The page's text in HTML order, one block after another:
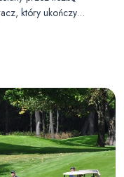
który ukończy…